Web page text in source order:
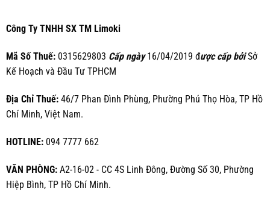
Công Ty TNHH SX TM Limoki
Mã Số Thuế:0315629803 Cấp ngày16/04/2019 được cấp bởiSở
Kế Hoạch và Đầu Tư TPHCM
Địa Chỉ Thuế:46/7 Phan Đình Phùng, Phường Phú Thọ Hòa, TP Hồ
Chí Minh, Việt Nam.
HOTLINE:094 7777 662
VĂN PHÒNG:A2-16-02 - CC 4S Linh Đông, Đường Số 30, Phường
Hiệp Bình, TP Hồ Chí Minh.